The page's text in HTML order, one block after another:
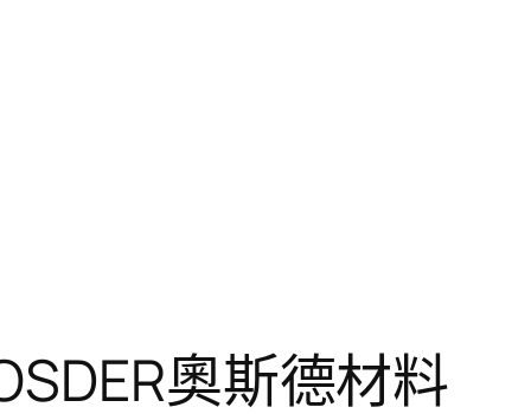
奧斯德材料